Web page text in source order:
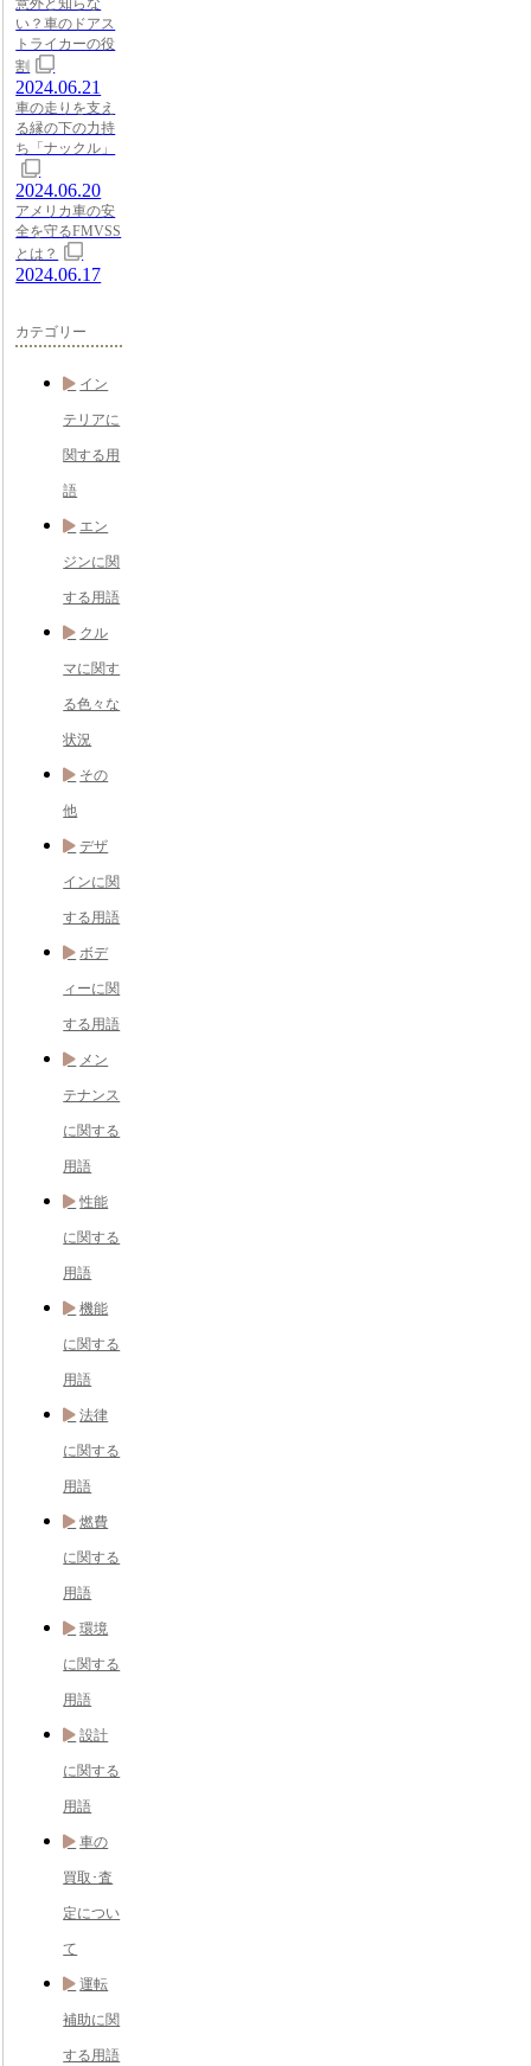
意外と知らな
い？車のドアス
トライカーの役
割
2024.06.21
車の走りを支え
る縁の下の力持
ち「ナックル」
2024.06.20
アメリカ車の安
全を守るFMVSS
とは？
2024.06.17
カテゴリー
イン
テリアに
関する用
語
エン
ジンに関
する用語
クル
マに関す
る色々な
状況
その
他
デザ
インに関
する用語
ボデ
ィーに関
する用語
メン
テナンス
に関する
用語
性能
に関する
用語
機能
に関する
用語
法律
に関する
用語
燃費
に関する
用語
環境
に関する
用語
設計
に関する
用語
車の
買取･査
定につい
て
運転
補助に関
する用語